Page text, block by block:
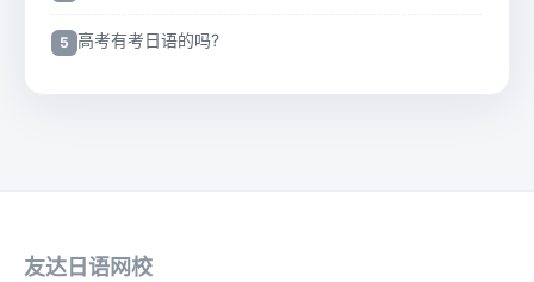
高考有考日语的吗?
友达日语网校